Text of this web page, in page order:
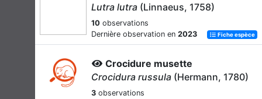
Lutra lutra (Linnaeus, 1758)
10 observations
Dernière observation en 2023 Fiche espèce
Crocidure musette
Crocidura russula (Hermann, 1780)
3 observations